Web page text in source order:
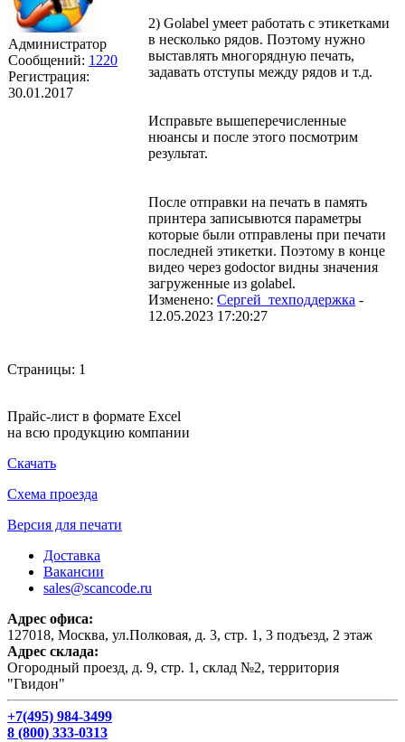
Администратор
Сообщений: 1220
Регистрация:
30.01.2017
2) Golabel умеет работать с этикетками
в несколько рядов. Поэтому нужно
выставлять многорядную печать,
задавать отступы между рядов и т.д.
Исправьте вышеперечисленные
нюансы и после этого посмотрим
результат.
После отправки на печать в память
принтера записывются параметры
которые были отправлены при печати
последней этикетки. Поэтому в конце
видео через godoctor видны значения
загруженные из golabel.
Изменено: Сергей_техподдержка -
12.05.2023 17:20:27
Страницы: 1
Прайс-лист в формате Excel
на всю продукцию компании
Скачать
Схема проезда
Версия для печати
Доставка
Вакансии
sales@scancode.ru
Адрес офиса:
127018, Москва, ул.Полковая, д. 3, стр. 1, 3 подъезд, 2 этаж
Адрес склада:
Огородный проезд, д. 9, стр. 1, склад №2, территория
"Гвидон"
+7(495) 984-3499
8 (800) 333-0313